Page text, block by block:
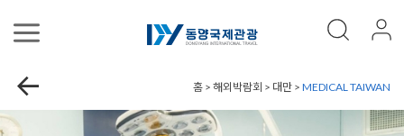
홈 > 해외박람회 > 대만 > MEDICAL TAIWAN